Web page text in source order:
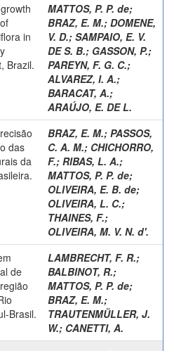
in
Brazil.
MATTOS, P. P. de;
BRAZ, E. M.; DOMENE,
V. D.; SAMPAIO, E. V.
DE S. B.; GASSON, P.;
PAREYN, F. G. C.;
ALVAREZ, I. A.;
BARACAT, A.;
ARAÚJO, E. DE L.
das
da
BRAZ, E. M.; PASSOS,
C. A. M.; CHICHORRO,
F.; RIBAS, L. A.;
MATTOS, P. P. de;
OLIVEIRA, E. B. de;
OLIVEIRA, L. C.;
THAINES, F.;
OLIVEIRA, M. V. N. d'.
de
Brasil.
LAMBRECHT, F. R.;
BALBINOT, R.;
MATTOS, P. P. de;
BRAZ, E. M.;
TRAUTENMÜLLER, J.
W.; CANETTI, A.